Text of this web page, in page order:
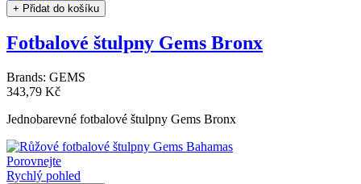
+ Přidat do košíku
Fotbalové štulpny Gems Bronx
Brands: GEMS
343,79 Kč
Jednobarevné fotbalové štulpny Gems Bronx
Porovnejte
Rychlý pohled